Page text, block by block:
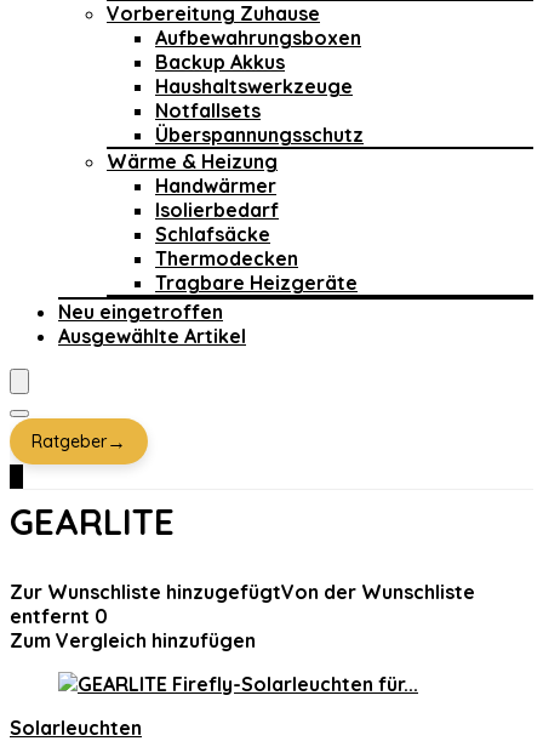
Vorbereitung Zuhause
Aufbewahrungsboxen
Backup Akkus
Haushaltswerkzeuge
Notfallsets
Überspannungsschutz
Wärme & Heizung
Handwärmer
Isolierbedarf
Schlafsäcke
Thermodecken
Tragbare Heizgeräte
Neu eingetroffen
Ausgewählte Artikel
Ratgeber→
GEARLITE
Zur Wunschliste hinzugefügtVon der Wunschliste
entfernt 0
Zum Vergleich hinzufügen
Solarleuchten